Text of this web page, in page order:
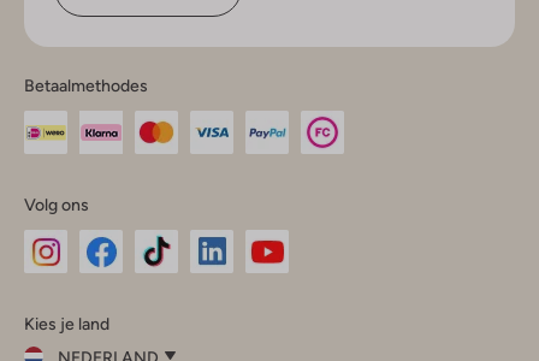
Betaalmethodes
Volg ons
InstagramFacebook
Kies je land
NEDERLAND